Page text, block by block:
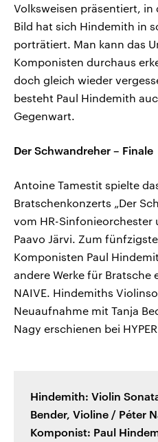
Volksweisen präsentiert,
Bild hat sich Hindemith in
porträtiert. Man kann das
Komponisten durchaus
doch gleich wieder
besteht Paul Hindemith
Gegenwart.
Der Schwandreher – Finale
Antoine Tamestit spielte
Bratschenkonzerts „Der
vom HR-Sinfonieorchester
Paavo Järvi. Zum
Komponisten Paul
andere Werke für Bratsche
NAIVE. Hindemiths
Neuaufnahme mit Tanja
Nagy erschienen bei
Hindemith: Violin
Bender, Violine / Péter
Komponist: Paul